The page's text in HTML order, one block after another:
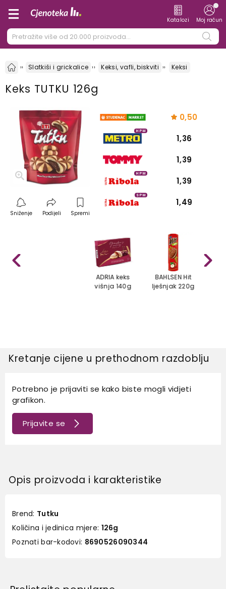
Katalozi Moj račun
Slatkiši i grickalice Keksi, vafli, biskviti Keksi
Keks TUTKU 126g
Sniženje Podijeli Spremi
0,50
HPM
1,36
1,39
HPM
1,39
SPM
1,49
ADRIA keks
višnja 140g
BAHLSEN Hit
lješnjak 220g
Kretanje cijene u prethodnom razdoblju
Potrebno je prijaviti se kako biste mogli vidjeti
grafikon.
Prijavite se
Opis proizvoda i karakteristike
Brend: Tutku
Količina i jedinica mjere: 126g
Poznati bar-kodovi: 8690526090344